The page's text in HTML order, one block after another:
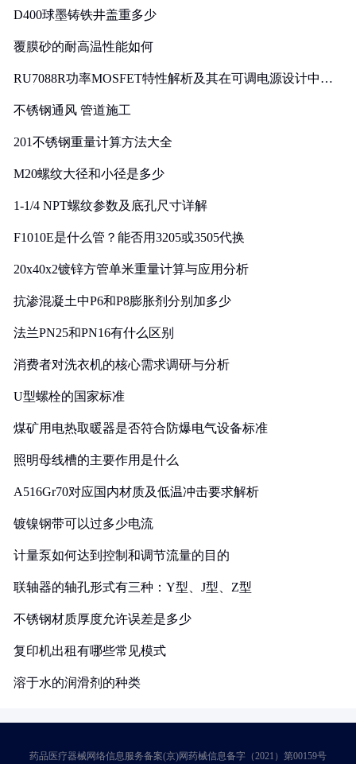
D400球墨铸铁井盖重多少
覆膜砂的耐高温性能如何
RU7088R功率MOSFET特性解析及其在可调电源设计中的
不锈钢通风 管道施工
201不锈钢重量计算方法大全
M20螺纹大径和小径是多少
1-1/4 NPT螺纹参数及底孔尺寸详解
F1010E是什么管？能否用3205或3505代换
20x40x2镀锌方管单米重量计算与应用分析
抗渗混凝土中P6和P8膨胀剂分别加多少
法兰PN25和PN16有什么区别
消费者对洗衣机的核心需求调研与分析
U型螺栓的国家标准
煤矿用电热取暖器是否符合防爆电气设备标准
照明母线槽的主要作用是什么
A516Gr70对应国内材质及低温冲击要求解析
镀镍钢带可以过多少电流
计量泵如何达到控制和调节流量的目的
联轴器的轴孔形式有三种：Y型、J型、Z型
不锈钢材质厚度允许误差是多少
复印机出租有哪些常见模式
溶于水的润滑剂的种类
药品医疗器械网络信息服务备案(京)网药械信息备字（2021）第00159号